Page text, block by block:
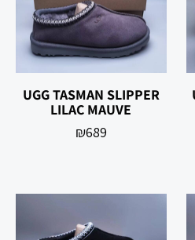
UGG TASMAN SLIPPER
LILAC MAUVE
₪689